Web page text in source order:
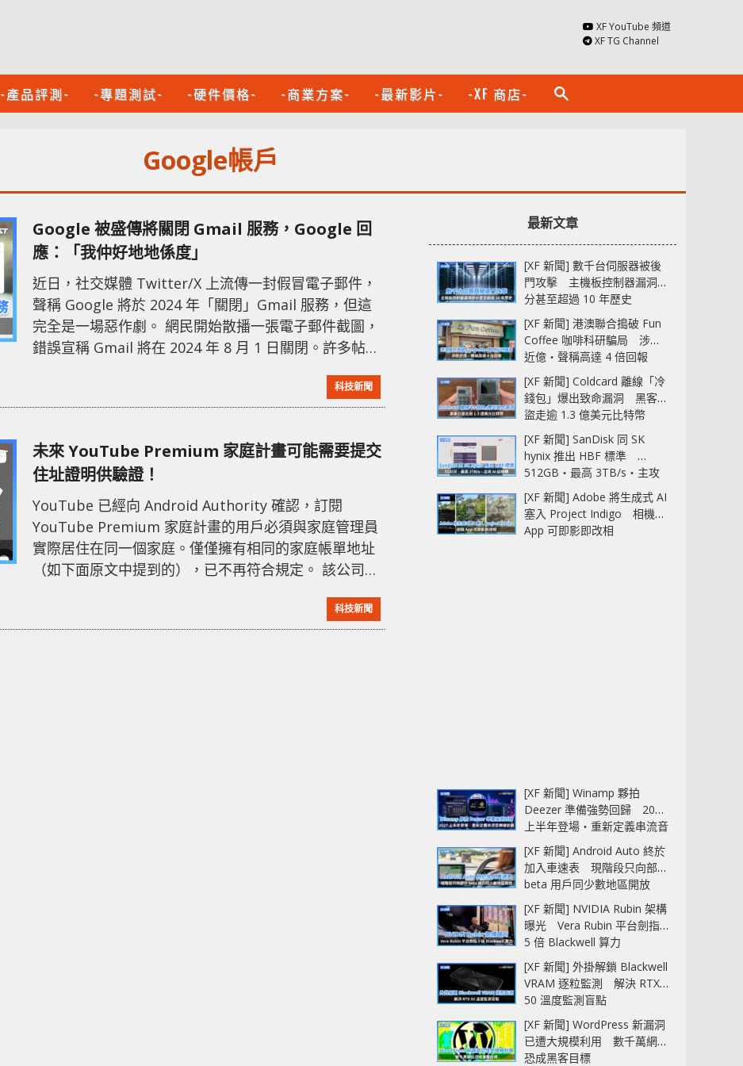
XF YouTube 頻道
XF TG Channel
-產品評測- -專題測試- -硬件價格- -商業方案- -最新影片- -XF 商店- search
Google帳戶
Google 被盛傳將關閉 Gmail 服務，Google 回
應：「我仲好地地係度」
近日，社交媒體 Twitter/X 上流傳一封假冒電子郵件，
聲稱 Google 將於 2024 年「關閉」Gmail 服務，但這
完全是一場惡作劇。 網民開始散播一張電子郵件截圖，
錯誤宣稱 Gmail 將在 2024 年 8 月 1 日關閉。許多帖子
四下午火速成為 Twitter/X 上的熱門話題，網友們通過
Gmail並不會關閉。 G
科技新聞
未來 YouTube Premium 家庭計畫可能需要提交
住址證明供驗證！
YouTube 已經向 Android Authority 確認，訂閱
YouTube Premium 家庭計畫的用戶必須與家庭管理員
實際居住在同一個家庭。僅僅擁有相同的家庭帳單地址
（如下面原文中提到的），已不再符合規定。 該公司還
Premium 家庭訂閱的一部分。該平台的系統「使用各種
信號來標記需要進行家庭計畫資格驗證的賬戶」，這可
科技新聞
最新文章
[XF 新聞] 數千台伺服器被後
門攻擊 主機板控制器漏洞部
分甚至超過 10 年歷史
[XF 新聞] 港澳聯合搗破 Fun
Coffee 咖啡科研騙局 涉款
近億‧聲稱高達 4 倍回報
[XF 新聞] Coldcard 離線「冷
錢包」爆出致命漏洞 黑客已
盜走逾 1.3 億美元比特幣
[XF 新聞] SanDisk 同 SK
hynix 推出 HBF 標準
512GB‧最高 3TB/s‧主攻
AI 記憶體
[XF 新聞] Adobe 將生成式 AI
塞入 Project Indigo 相機
App 可即影即改相
[XF 新聞] Winamp 夥拍
Deezer 準備強勢回歸 2027
上半年登場‧重新定義串流音
樂播放器
[XF 新聞] Android Auto 終於
加入車速表 現階段只向部分
beta 用戶同少數地區開放
[XF 新聞] NVIDIA Rubin 架構
曝光 Vera Rubin 平台劍指
5 倍 Blackwell 算力
[XF 新聞] 外掛解鎖 Blackwell
VRAM 逐粒監測 解決 RTX
50 溫度監測盲點
[XF 新聞] WordPress 新漏洞
已遭大規模利用 數千萬網站
恐成黑客目標